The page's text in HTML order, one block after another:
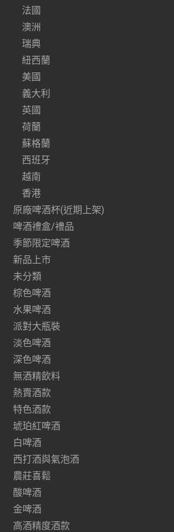
法國
澳洲
瑞典
紐西蘭
美國
義大利
英國
荷蘭
蘇格蘭
西班牙
越南
香港
原廠啤酒杯(近期上架)
啤酒禮盒/禮品
季節限定啤酒
新品上市
未分類
棕色啤酒
水果啤酒
派對大瓶裝
淡色啤酒
深色啤酒
無酒精飲料
熱賣酒款
特色酒款
琥珀紅啤酒
白啤酒
西打酒與氣泡酒
農莊喜鬆
酸啤酒
金啤酒
高酒精度酒款